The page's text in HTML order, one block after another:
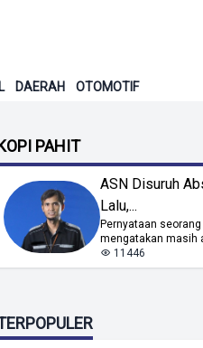
DAERAH OTOMOTIF
PAHIT
ASN Disuruh
Lalu,...
Pernyataan
mengatakan masih
11446